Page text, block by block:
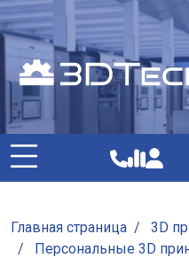
Главная страница /
3D
/
Персональные 3D